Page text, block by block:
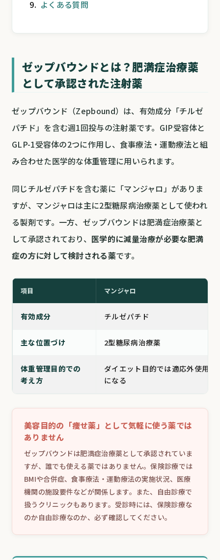
よくある質問
ゼップバウンドとは？肥満症治療薬
として承認された注射薬
ゼップバウンド（Zepbound）は、有効成分「チルゼ
パチド」を含む週1回投与の注射薬です。GIP受容体と
GLP-1受容体の2つに作用し、食事療法・運動療法と組
み合わせた医学的な体重管理に用いられます。
同じチルゼパチドを含む薬に「マンジャロ」がありま
すが、マンジャロは主に2型糖尿病治療薬として使われ
る製剤です。一方、ゼップバウンドは肥満症治療薬と
して承認されており、 医学的に減量治療が必要な肥満
症の方に対して検討される薬です。
項目 マンジャロ
有効成分 チルゼパチド
主な位置づけ 2型糖尿病治療薬
体重管理目的での
考え方
ダイエット目的では適応外使用
になる
美容目的の「痩せ薬」として気軽に使う薬では
ありません
ゼップバウンドは肥満症治療薬として承認されていま
すが、誰でも使える薬ではありません。保険診療では
BMIや合併症、食事療法・運動療法の実施状況、医療
機関の施設要件などが関係します。また、自由診療で
扱うクリニックもあります。受診時には、保険診療な
のか自由診療なのか、必ず確認してください。